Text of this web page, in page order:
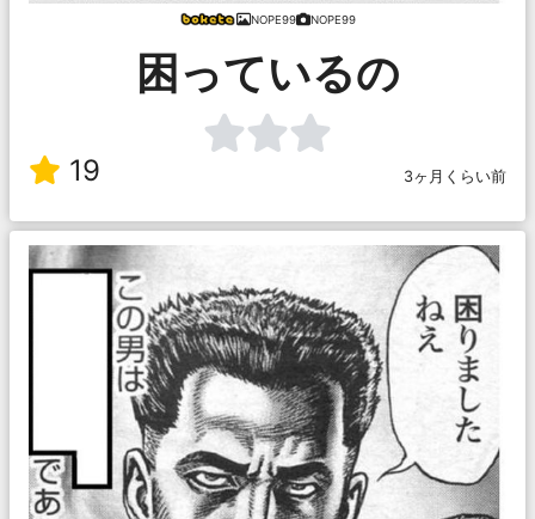
NOPE99 NOPE99
困っているの
19 3ヶ月くらい前